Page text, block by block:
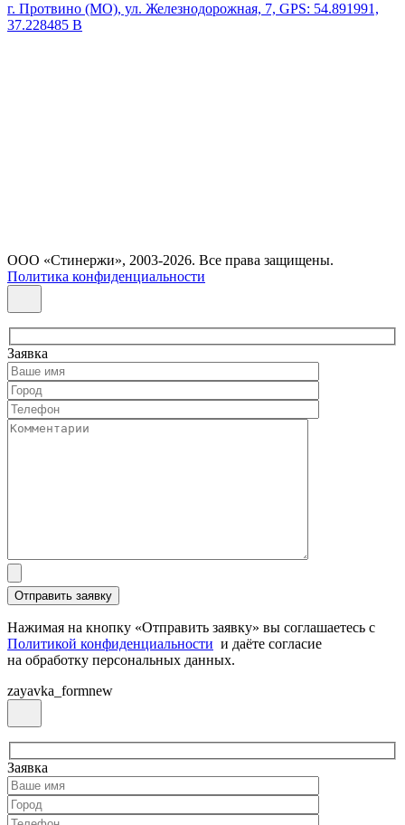
г. Протвино (МО), ул. Железнодорожная, 7, GPS: 54.891991,
37.228485 В
ООО «Стинержи», 2003-2026. Все права защищены.
Политика конфиденциальности
Заявка
Нажимая на кнопку «Отправить заявку» вы соглашаетесь с
Политикой конфиденциальности и даёте согласие
на обработку персональных данных.
zayavka_formnew
Заявка